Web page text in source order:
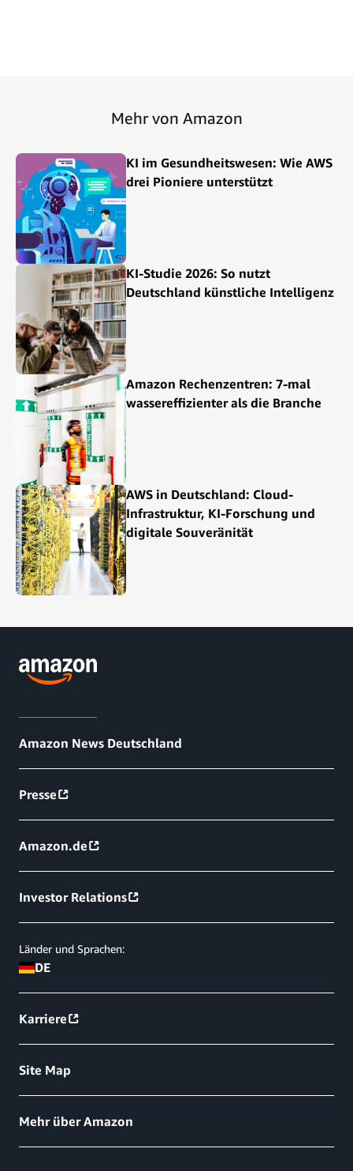
Mehr von Amazon
KI im Gesundheitswesen: Wie AWS
drei Pioniere unterstützt
KI-Studie 2026: So nutzt
Deutschland künstliche Intelligenz
Amazon Rechenzentren: 7-mal
wassereffizienter als die Branche
AWS in Deutschland: Cloud-
Infrastruktur, KI-Forschung und
digitale Souveränität
Amazon News Deutschland
Presse
Amazon.de
Investor Relations
Länder und Sprachen:
DE
Karriere
Site Map
Mehr über Amazon